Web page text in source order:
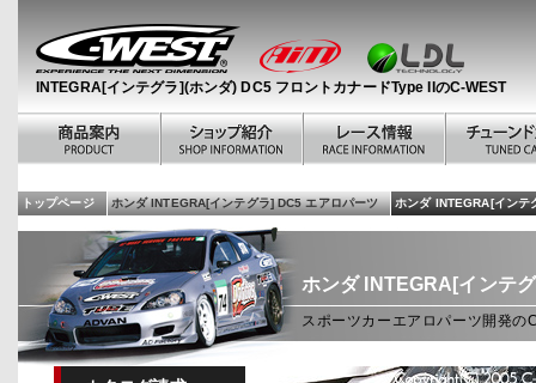
INTEGRA[インテグラ](ホンダ) DC5 フロントカナードType IIのC-WEST
トップページ ホンダ INTEGRA[インテグラ] DC5 エアロパーツ ホンダ INTEGRA[インテ
ホンダ INTEGRA[インテ
スポーツカーエアロパーツ開発